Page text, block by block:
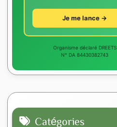
Je me lance →
Organisme déclaré DREETS
N° DA 84430382743
Catégories